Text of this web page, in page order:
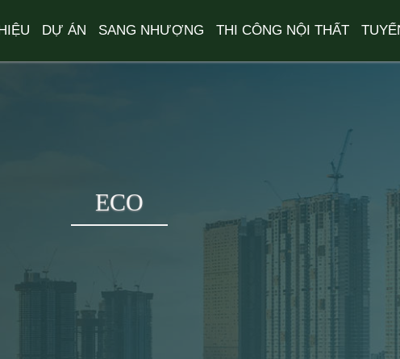
DỰ ÁN SANG NHƯỢNG THI CÔNG NỘI THẤT
ECO